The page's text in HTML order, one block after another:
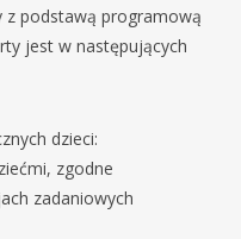
z podstawą programową
jest w następujących
dzieci:
zgodne
zadaniowych